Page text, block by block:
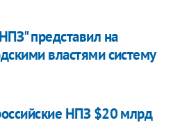
представил на
властями систему
НПЗ $20 млрд